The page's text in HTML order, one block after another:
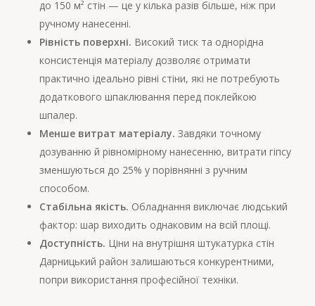
до 150 м² стін — це у кілька разів більше, ніж при
ручному нанесенні.
Рівність поверхні. Високий тиск та однорідна
консистенція матеріалу дозволяє отримати
практично ідеально рівні стіни, які не потребують
додаткового шпаклювання перед поклейкою
шпалер.
Менше витрат матеріалу. Завдяки точному
дозуванню й рівномірному нанесенню, витрати гіпсу
зменшуються до 25% у порівнянні з ручним
способом.
Стабільна якість. Обладнання виключає людський
фактор: шар виходить однаковим на всій площі.
Доступність. Ціни на внутрішня штукатурка стін
Дарницький район залишаються конкурентними,
попри використання професійної техніки.